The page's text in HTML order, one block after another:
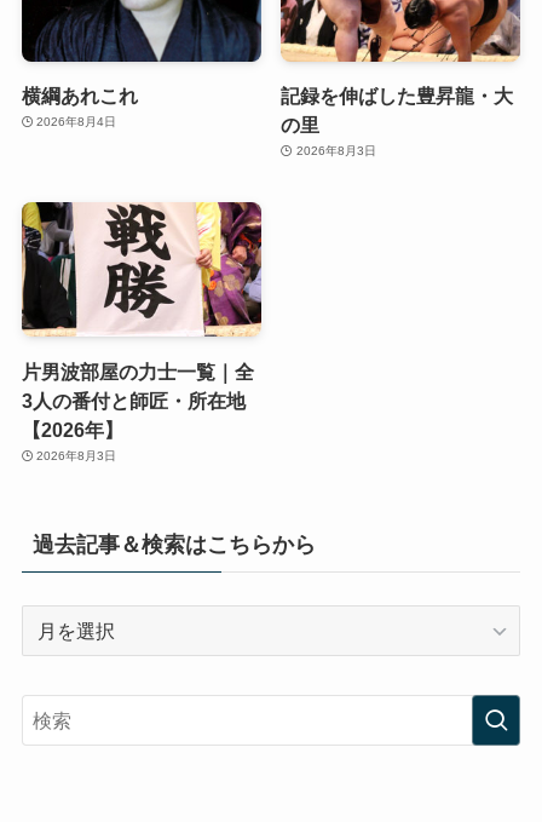
横綱あれこれ
2026年8月4日
記録を伸ばした豊昇龍・大
の里
2026年8月3日
片男波部屋の力士一覧｜全
3人の番付と師匠・所在地
【2026年】
2026年8月3日
過去記事＆検索はこちらから
事
＆